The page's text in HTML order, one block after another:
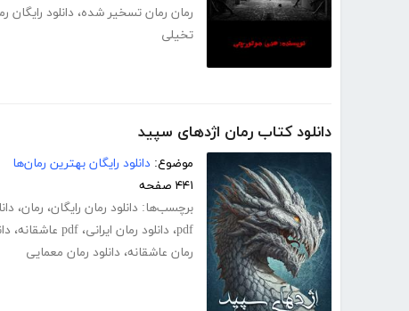
رمان رمان تسخیر شده، دانلود
تخیلی
دانلود کتاب رمان اژدهای سپید
موضوع: دانلود رایگان بهترین رمان‌ها
۴۴۱ صفحه
برچسب‌ها: دانلود رمان رایگان، رمان،
pdf، دانلود رمان ایرانی، pdf عاشقانه ،
رمان عاشقانه، دانلود رمان معمایی